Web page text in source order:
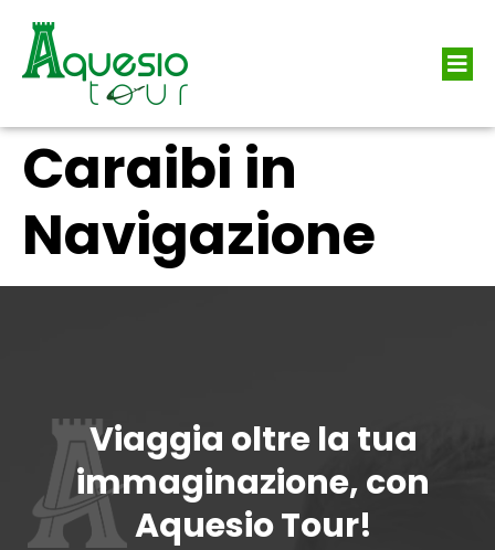
Caraibi in
Navigazione
Viaggia oltre la tua
immaginazione, con
Aquesio Tour!